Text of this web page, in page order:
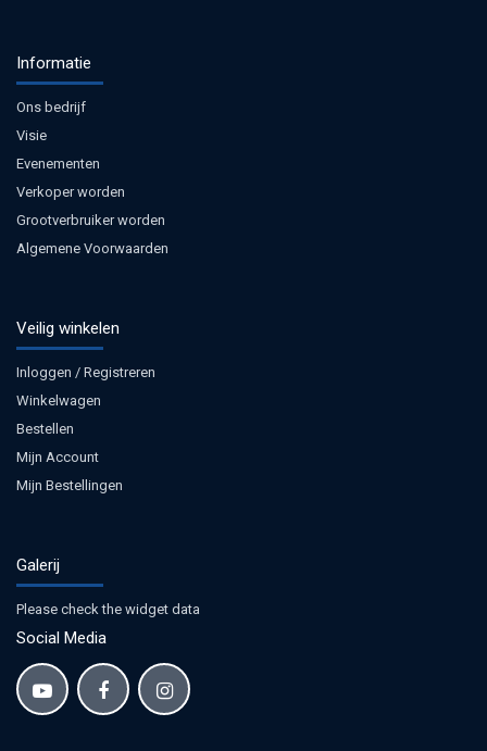
Informatie
Ons bedrijf
Visie
Evenementen
Verkoper worden
Grootverbruiker worden
Algemene Voorwaarden
Veilig winkelen
Inloggen / Registreren
Winkelwagen
Bestellen
Mijn Account
Mijn Bestellingen
Galerij
Please check the widget data
Social Media